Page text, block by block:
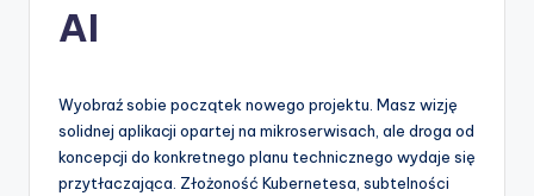
si
AI
Wyobraź sobie początek nowego projektu. Masz wizję
solidnej aplikacji opartej na mikroserwisach, ale droga od
koncepcji do konkretnego planu technicznego wydaje się
przytłaczająca. Złożoność Kubernetesa, subtelności